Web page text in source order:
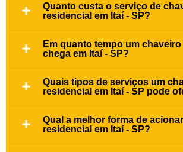
Quanto custa o serviço de
residencial em Itaí - SP?
Em quanto tempo um chaveiro
chega em Itaí - SP?
Quais tipos de serviços um
residencial em Itaí - SP pode
Qual a melhor forma de
residencial em Itaí - SP?